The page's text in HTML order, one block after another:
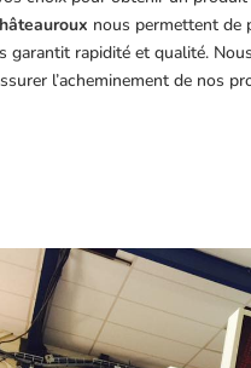
nous permettent de
garantit rapidité et qualité.
l’acheminement de nos